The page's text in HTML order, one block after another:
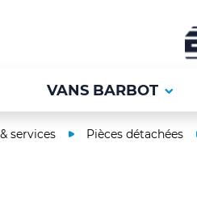
VANS BARBOT
services Pièces détachées